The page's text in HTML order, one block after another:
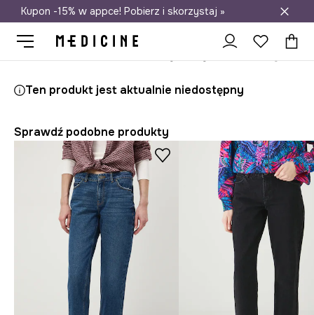
Darmowa dostawa do salonów
Kupon -15% w appce! Pobierz i skorzystaj »
Ten produkt jest aktualnie niedostępny
Sprawdź podobne produkty